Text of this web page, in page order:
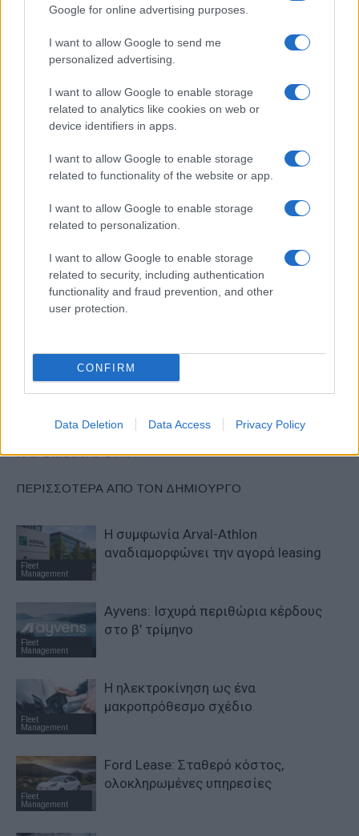
Google for online advertising purposes.
I want to allow Google to send me
personalized advertising.
I want to allow Google to enable storage
related to analytics like cookies on web or
device identifiers in apps.
I want to allow Google to enable storage
related to functionality of the website or app.
I want to allow Google to enable storage
related to personalization.
I want to allow Google to enable storage
related to security, including authentication
functionality and fraud prevention, and other
user protection.
CONFIRM
Data Deletion Data Access Privacy Policy
άνοιξε τις πύλες του σε όλους
Omoda & Jaecoo
Προηγούμενο άρθρο
0,7% στο 7μηνο – Το μερίδιο
των πλήρως ηλεκτρικών στο
15,6%
Αποθήκευση Ενέργειας
ΠΑΡΟΜΟΙΑ ΑΡΘΡΑ
ΠΕΡΙΣΣΟΤΕΡΑ ΑΠΟ ΤΟΝ ΔΗΜΙΟΥΡΓΟ
Fleet
Management
Η συμφωνία Arval-Athlon
αναδιαμορφώνει την αγορά leasing
Fleet
Management
Ayvens: Iσχυρά περιθώρια κέρδους
στο β’ τρίμηνο
Fleet
Management
Η ηλεκτροκίνηση ως ένα
μακροπρόθεσμο σχέδιο
Fleet
Management
Ford Lease: Σταθερό κόστος,
ολοκληρωμένες υπηρεσίες